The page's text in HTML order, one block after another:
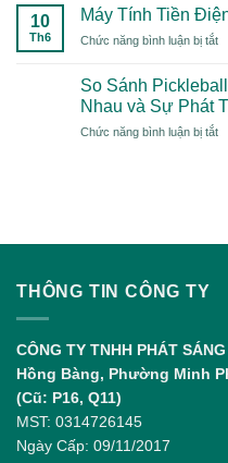
–
10
Th6
Máy Tính Tiền
Chức năng bình luận bị tắtở
Sử
So Sánh
Nhau và Sự Phát
Chức năng bình luận bị tắtở
THÔNG TIN CÔNG TY
CÔNG TY TNHH PHÁT
Hồng Bàng, Phường Minh
(Cũ: P16, Q11)
MST: 0314726145
Ngày Cấp: 09/11/2017